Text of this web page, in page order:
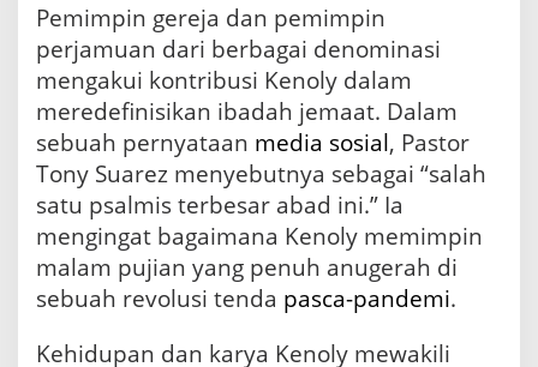
Pemimpin gereja dan pemimpin
perjamuan dari berbagai denominasi
mengakui kontribusi Kenoly dalam
meredefinisikan ibadah jemaat. Dalam
sebuah pernyataan media sosial, Pastor
Tony Suarez menyebutnya sebagai “salah
satu psalmis terbesar abad ini.” Ia
mengingat bagaimana Kenoly memimpin
malam pujian yang penuh anugerah di
sebuah revolusi tenda pasca-pandemi.